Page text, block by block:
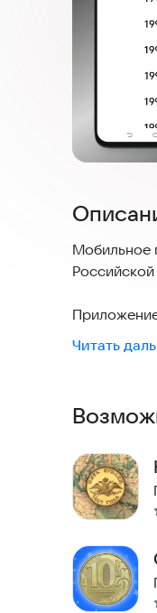
Мобильное
которую
- Две
- Название
- Номинал
- Материал
Читать